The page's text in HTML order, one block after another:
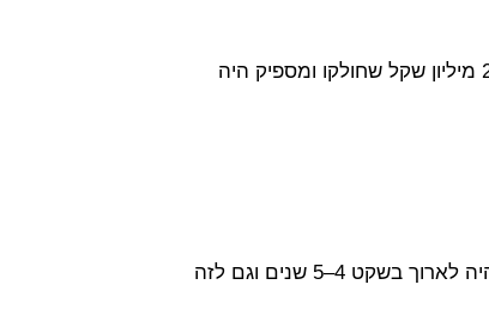
"כי הם ראו את הסיכון. בכל חלוקה היו 100‑200 מיליון שקל שחולקו ומספיק היה
"למרכיב הזמן יש משמעות. הליך משפטי יכול היה לארוך בשקט 4–5 שנים וגם לזה